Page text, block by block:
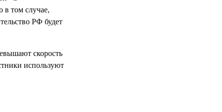
в том случае,
РФ будет
скорость
используют